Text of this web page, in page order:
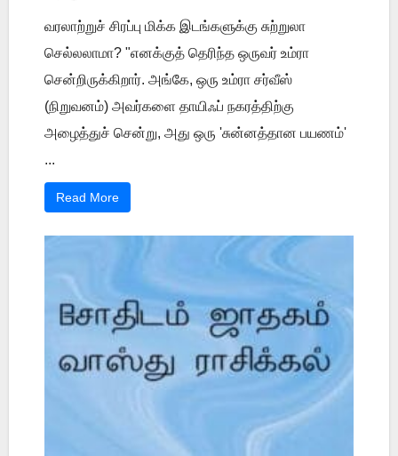
வரலாற்றுச் சிரப்பு மிக்க இடங்களுக்கு சுற்றுலா
செல்லலாமா? "எனக்குத் தெரிந்த ஒருவர் உம்ரா
சென்றிருக்கிறார். அங்கே, ஒரு உம்ரா சர்வீஸ்
(நிறுவனம்) அவர்களை தாயிஃப் நகரத்திற்கு
அழைத்துச் சென்று, அது ஒரு 'சுன்னத்தான பயணம்'
...
Read More